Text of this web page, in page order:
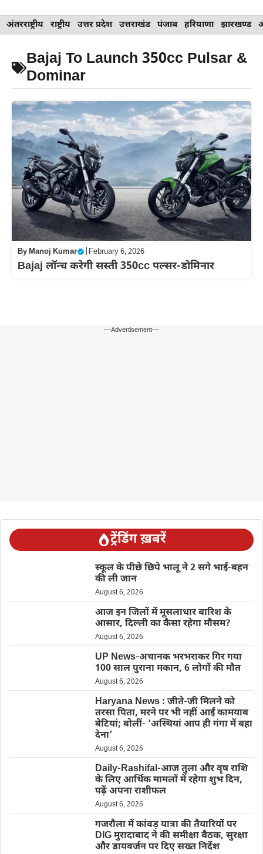
Skip
to
content
अंतरराष्ट्रीय राष्ट्रीय उत्तर प्रदेश उत्तराखंड पंजाब हरियाणा झारखण्ड
⁠Bajaj To Launch 350cc Pulsar &
Dominar
ByManoj Kumar February 6, 2026
Bajaj लॉन्च करेगी सस्ती 350cc पल्सर-डोमिनार
---Advertisement---
ट्रेंडिंग ख़बरें
स्कूल के पीछे छिपे भालू ने 2 सगे भाई-बहन
की ली जान
August 6, 2026
आज इन जिलों में मूसलाधार बारिश के
आसार, दिल्ली का कैसा रहेगा मौसम?
August 6, 2026
UP News-अचानक भरभराकर गिर गया
100 साल पुराना मकान, 6 लोगों की मौत
August 6, 2026
Haryana News : जीते-जी मिलने को
तरसा पिता, मरने पर भी नहीं आईं कामयाब
बेटियां; बोलीं- ‘अस्थियां आप ही गंगा में बहा
देना’
August 6, 2026
Daily-Rashifal-आज तुला और वृष राशि
के लिए आर्थिक मामलों में रहेगा शुभ दिन,
पढ़ें अपना राशीफल
August 6, 2026
गजरौला में कांवड़ यात्रा की तैयारियों पर
DIG मुरादाबाद ने की समीक्षा बैठक, सुरक्षा
और डायवर्जन पर दिए सख्त निर्देश